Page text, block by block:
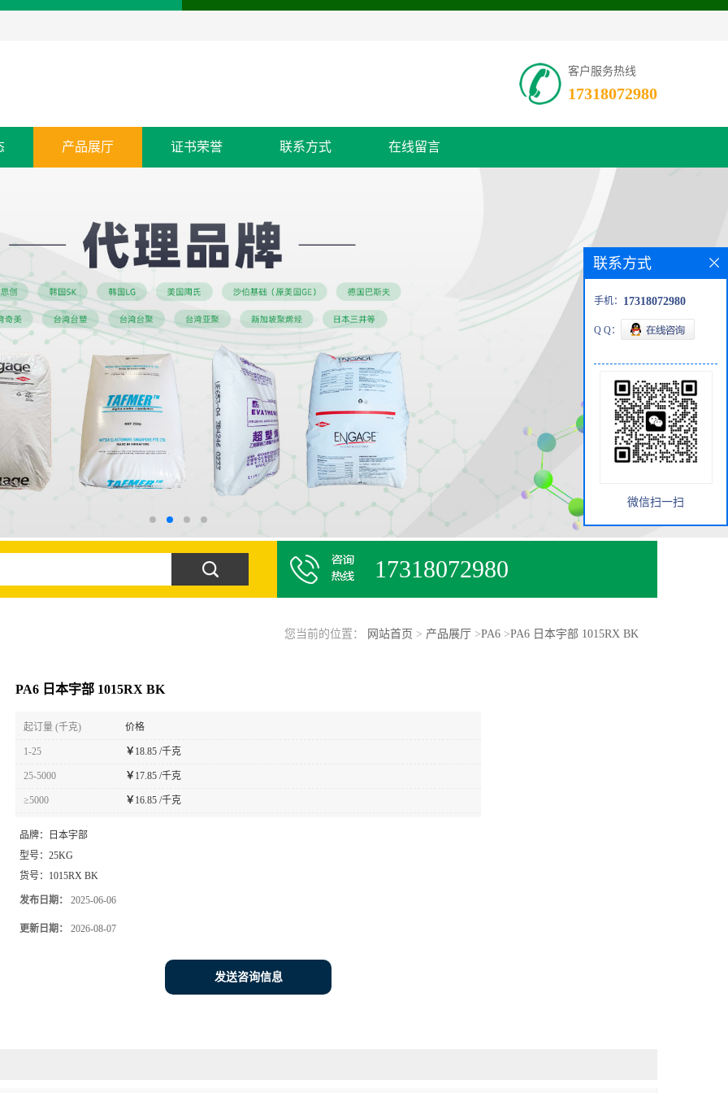
客户服务热线
17318072980
产品展厅 证书荣誉 联系方式 在线留言
17318072980
您当前的位置： 网站首页 > 产品展厅 >PA6>PA6 日本宇部 1015RX BK
PA6 日本宇部 1015RX BK
起订量 (千克) 价格
1-25 ￥ 18.85 /千克
25-5000 ￥ 17.85 /千克
≥5000 ￥ 16.85 /千克
品牌：
日本宇部
型号： 25KG
货号： 1015RX BK
发布日期： 2025-06-06
更新日期： 2026-08-07
发送咨询信息
联系方式
手机： 17318072980
Q Q：
微信扫一扫